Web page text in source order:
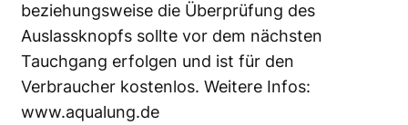
beziehungsweise die Überprüfung des
Auslassknopfs sollte vor dem nächsten
Tauchgang erfolgen und ist für den
Verbraucher kostenlos. Weitere Infos:
www.aqualung.de